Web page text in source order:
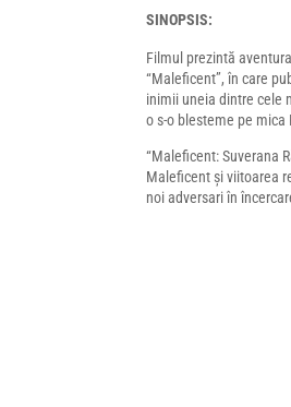
SINOPSIS:
Filmul prezintă
“Maleficent”, în care
inimii uneia dintre cele
o s-o blesteme pe mica
“Maleficent: Suverana
Maleficent și viitoarea
noi adversari în